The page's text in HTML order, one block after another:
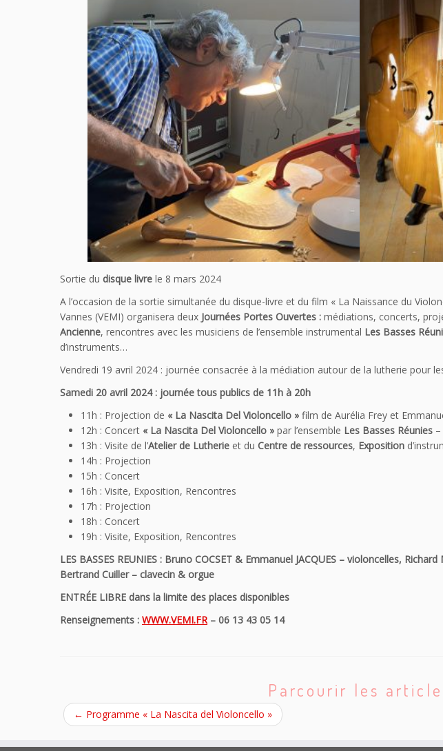
Sortie du disque livre le 8 mars 2024
A l’occasion de la sortie simultanée du disque-livre et du film « La Naissance du
Vannes (VEMI) organisera deux Journées Portes Ouvertes : médiations, concerts,
Ancienne, rencontres avec les musiciens de l’ensemble instrumental Les Basses
d’instruments…
Vendredi 19 avril 2024 : journée consacrée à la médiation autour de la lutherie pour
Samedi 20 avril 2024 : journée tous publics de 11h à 20h
11h : Projection de « La Nascita Del Violoncello » film de Aurélia Frey et
12h : Concert « La Nascita Del Violoncello » par l’ensemble Les Basses Réunies
13h : Visite de l’Atelier de Lutherie et du Centre de ressources, Exposition
14h : Projection
15h : Concert
16h : Visite, Exposition, Rencontres
17h : Projection
18h : Concert
19h : Visite, Exposition, Rencontres
LES BASSES REUNIES : Bruno COCSET & Emmanuel JACQUES – violoncelles,
Bertrand Cuiller – clavecin & orgue
ENTRÉE LIBRE dans la limite des places disponibles
Renseignements : WWW.VEMI.FR– 06 13 43 05 14
Parcourir les
← Programme « La Nascita del Violoncello »